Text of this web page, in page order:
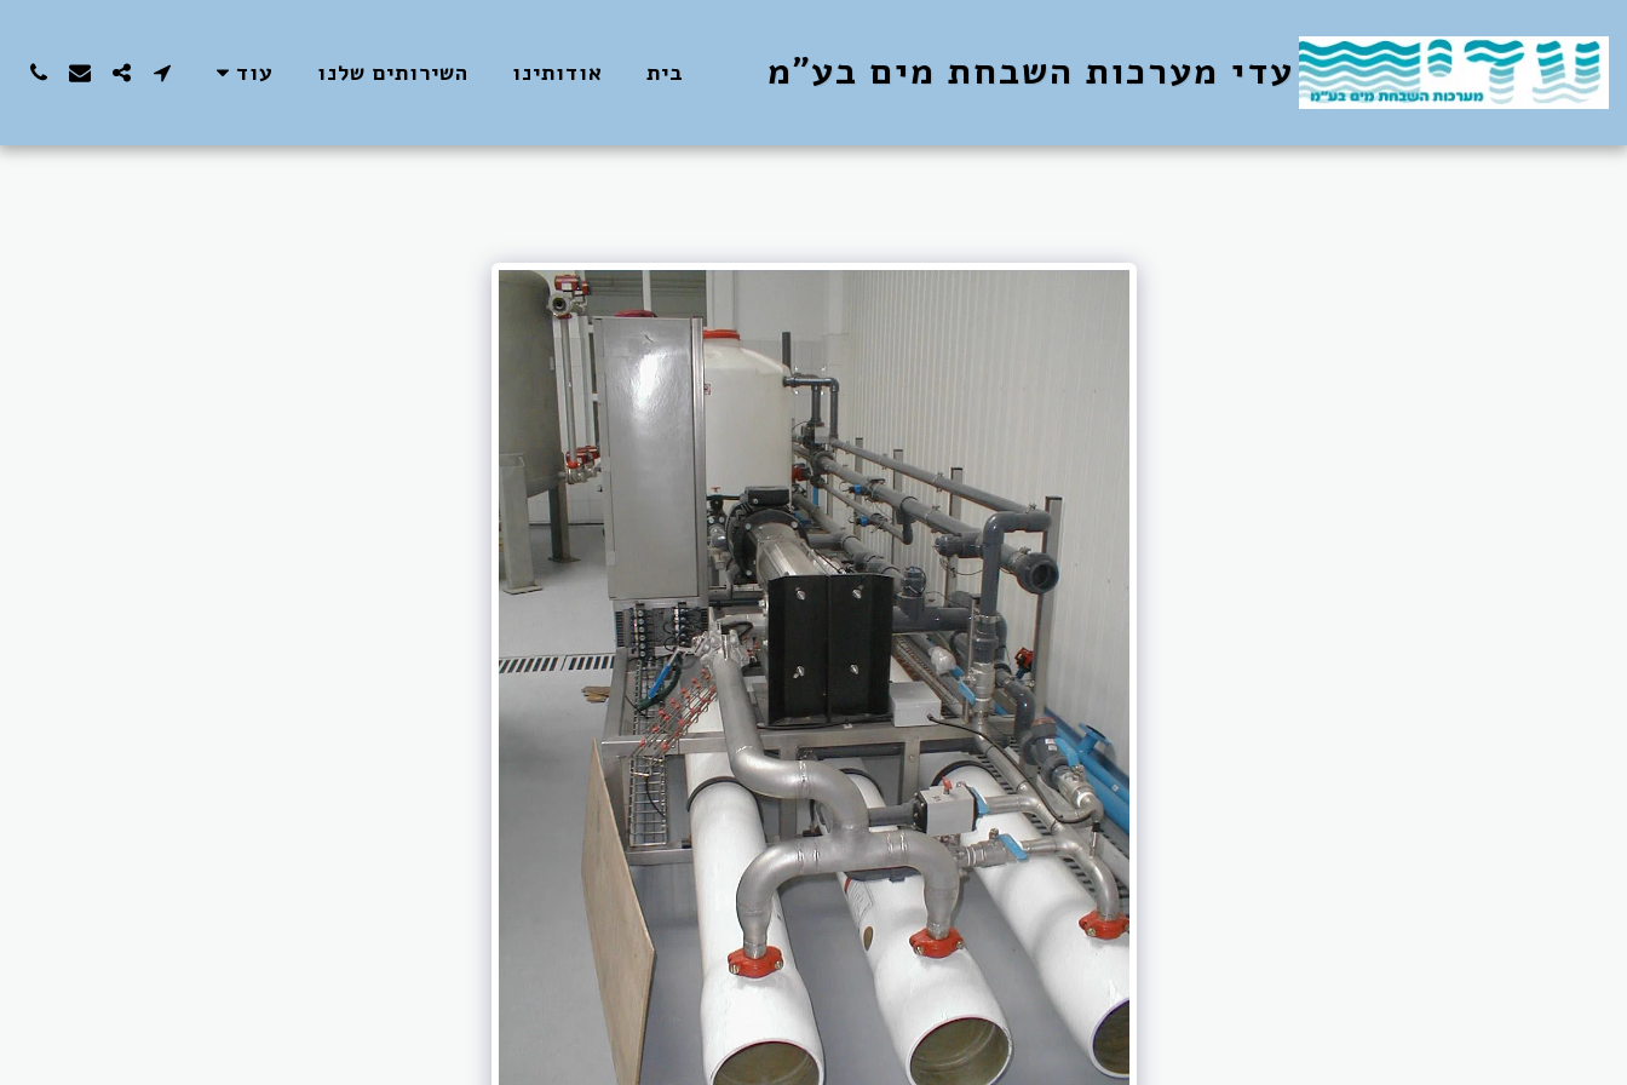
עדי מערכות השבחת מים בע"מ בית אודותינו השירותים שלנו עוד